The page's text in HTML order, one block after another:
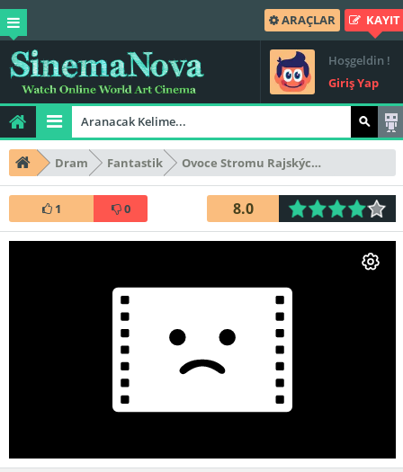
ARAÇLAR KAYIT
Hoşgeldin !
Giriş Yap
Dram Fantastik Ovoce Stromu Rajských Jíme
1 0 8.0